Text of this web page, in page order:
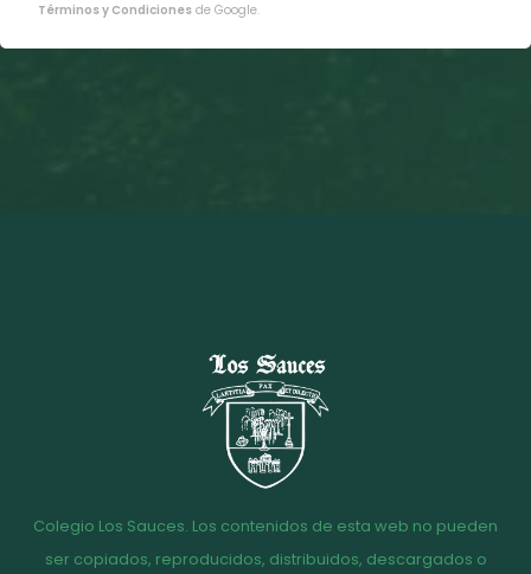
Términos y Condiciones de Google.
Colegio Los Sauces. Los contenidos de esta web no pueden
ser copiados, reproducidos, distribuidos, descargados o